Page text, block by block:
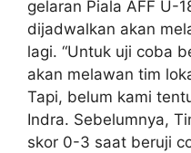
gelaran Piala AFF U-
dijadwalkan akan
lagi. “Untuk uji coba
akan melawan tim
Tapi, belum kami
Indra. Sebelumnya,
skor 0-3 saat beruji